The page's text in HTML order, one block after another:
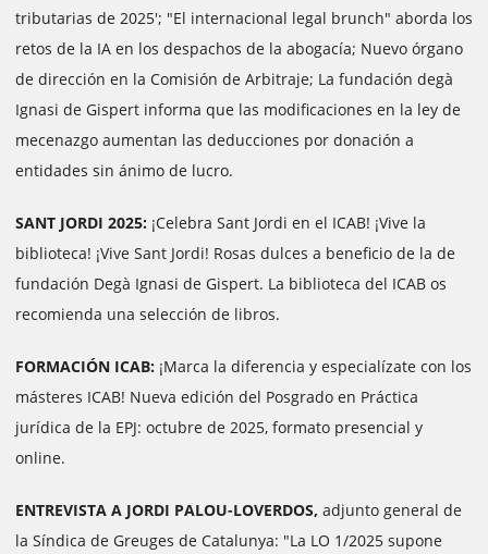
tributarias de 2025'; "El internacional legal brunch" aborda los
retos de la IA en los despachos de la abogacía; Nuevo órgano
de dirección en la Comisión de Arbitraje; La fundación degà
Ignasi de Gispert informa que las modificaciones en la ley de
mecenazgo aumentan las deducciones por donación a
entidades sin ánimo de lucro.
SANT JORDI 2025: ¡Celebra Sant Jordi en el ICAB! ¡Vive la
biblioteca! ¡Vive Sant Jordi! Rosas dulces a beneficio de la de
fundación Degà Ignasi de Gispert. La biblioteca del ICAB os
recomienda una selección de libros.
FORMACIÓN ICAB: ¡Marca la diferencia y especialízate con los
másteres ICAB! Nueva edición del Posgrado en Práctica
jurídica de la EPJ: octubre de 2025, formato presencial y
online.
ENTREVISTA A JORDI PALOU-LOVERDOS, adjunto general de
la Síndica de Greuges de Catalunya: "La LO 1/2025 supone